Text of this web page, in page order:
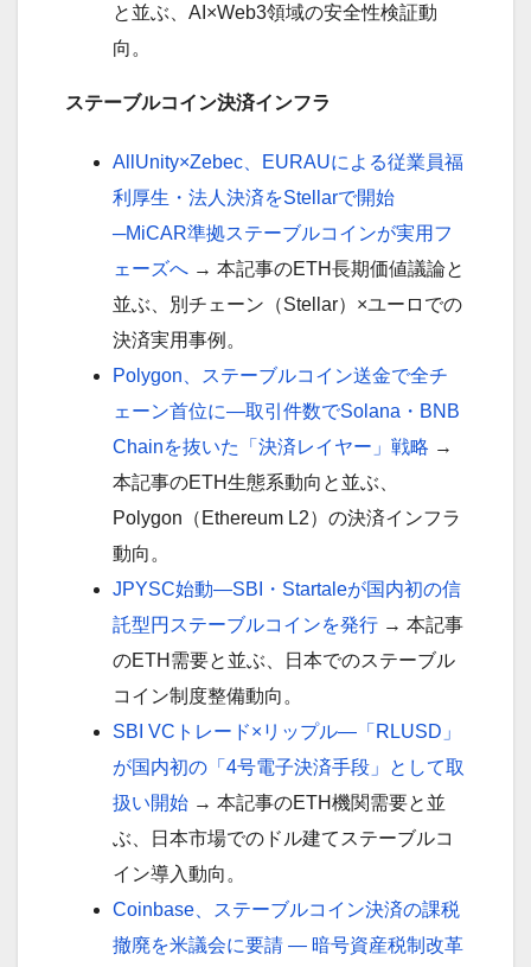
と並ぶ、AI×Web3領域の安全性検証動
向。
ステーブルコイン決済インフラ
AllUnity×Zebec、EURAUによる従業員福
利厚生・法人決済をStellarで開始
─MiCAR準拠ステーブルコインが実用フ
ェーズへ → 本記事のETH長期価値議論と
並ぶ、別チェーン（Stellar）×ユーロでの
決済実用事例。
Polygon、ステーブルコイン送金で全チ
ェーン首位に—取引件数でSolana・BNB
Chainを抜いた「決済レイヤー」戦略 →
本記事のETH生態系動向と並ぶ、
Polygon（Ethereum L2）の決済インフラ
動向。
JPYSC始動―SBI・Startaleが国内初の信
託型円ステーブルコインを発行 → 本記事
のETH需要と並ぶ、日本でのステーブル
コイン制度整備動向。
SBI VCトレード×リップル―「RLUSD」
が国内初の「4号電子決済手段」として取
扱い開始 → 本記事のETH機関需要と並
ぶ、日本市場でのドル建てステーブルコ
イン導入動向。
Coinbase、ステーブルコイン決済の課税
撤廃を米議会に要請 ― 暗号資産税制改革